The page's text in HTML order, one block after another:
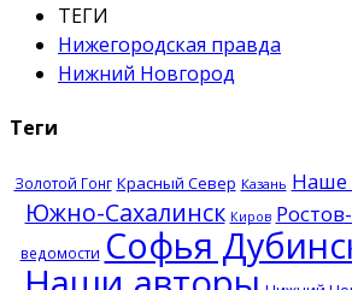
ТЕГИ
Нижегородская правда
Нижний Новгород
Теги
Золотой Гонг Красный Север Казань Наше
Южно-Сахалинск Киров
ведомости Софья